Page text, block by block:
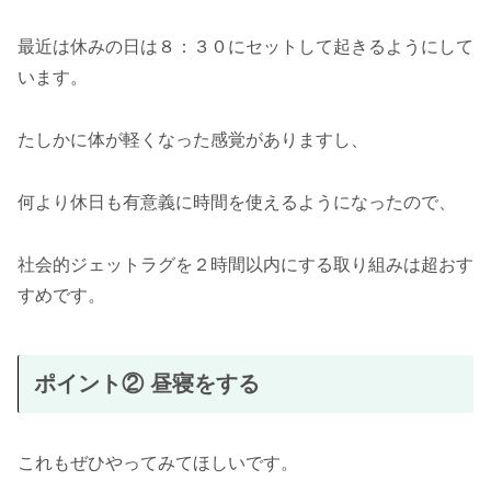
最近は休みの日は８：３０にセットして起きるようにして
います。
たしかに体が軽くなった感覚がありますし、
何より休日も有意義に時間を使えるようになったので、
社会的ジェットラグを２時間以内にする取り組みは超おす
すめです。
ポイント② 昼寝をする
これもぜひやってみてほしいです。